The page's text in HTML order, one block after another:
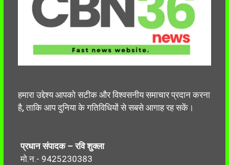
हमारा उद्देश्य आपको सटीक और विश्वसनीय समाचार प्रदान करना
है, ताकि आप दुनिया के गतिविधियों से सबसे आगाह रह सकें।
प्रधान संपादक – रवि शुक्ला
मो.न.- 9425230383